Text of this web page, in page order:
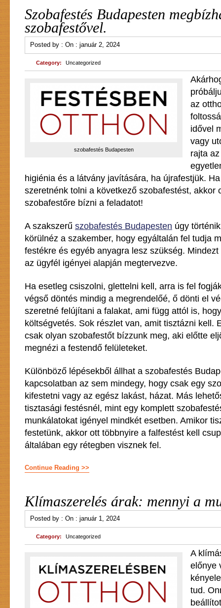
Szobafestés Budapesten
szobafestővel.
Posted by : On : január 2, 2024
Category: Uncategorized
szobafestés Budapesten
az
idővel
vagy
rajta
higiénia és a látvány javítására, ha újrafestjük.
szeretnénk tolni a következő szobafestést, akkor
szobafestőre bízni a feladatot!
A szakszerű szobafestés Budapesten úgy
körülnéz a szakember, hogy egyáltalán fel tudja
festékre és egyéb anyagra lesz szükség.
az ügyfél igényei alapján megtervezve.
Ha esetleg csiszolni, glettelni kell, arra is fel
végső döntés mindig a megrendelőé, ő dönti el
szeretné felújítani a falakat, ami függ attól is,
költségvetés. Sok részlet van, amit tisztázni kell.
csak olyan szobafestőt bízzunk meg, aki előtte
megnézi a festendő felületeket.
Különböző lépésekből állhat a szobafestés
kapcsolatban az sem mindegy, hogy csak egy
kifestetni vagy az egész lakást, házat. Más
tisztasági festésnél, mint egy komplett
munkálatokat igényel mindkét esetben. Amikor
festetünk, akkor ott többnyire a falfestést kell
általában egy rétegben visznek fel.
Continue Reading >>
Klímaszerelés árak: mennyi a
Posted by : On : január 1, 2024
Category: Uncategorized
A
előnye
tud.